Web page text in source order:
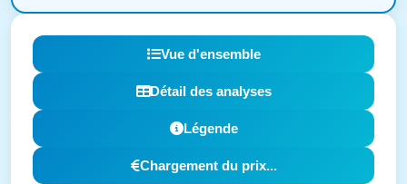
Vue d'ensemble
Détail des analyses
Légende
Chargement du prix...